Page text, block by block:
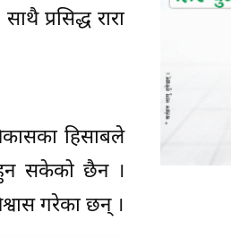
प्रसिद्ध रारा
हिसाबले
हुन सकेको छैन ।
गरेका छन् ।